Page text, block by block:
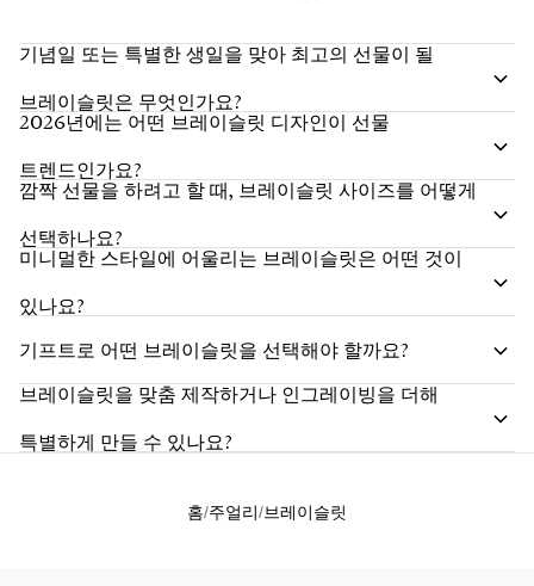
기념일 또는 특별한 생일을 맞아 최고의 선물이 될
브레이슬릿은 무엇인가요?
2026년에는 어떤 브레이슬릿 디자인이 선물
트렌드인가요?
깜짝 선물을 하려고 할 때, 브레이슬릿 사이즈를 어떻게
선택하나요?
미니멀한 스타일에 어울리는 브레이슬릿은 어떤 것이
있나요?
기프트로 어떤 브레이슬릿을 선택해야 할까요?
브레이슬릿을 맞춤 제작하거나 인그레이빙을 더해
특별하게 만들 수 있나요?
홈 주얼리 브레이슬릿